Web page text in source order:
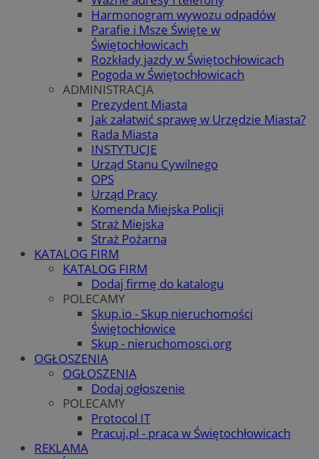
Harmonogram wywozu odpadów
Parafie i Msze Święte w
Świętochłowicach
Rozkłady jazdy w Świętochłowicach
Pogoda w Świętochłowicach
ADMINISTRACJA
Prezydent Miasta
Jak załatwić sprawę w Urzędzie Miasta?
Rada Miasta
INSTYTUCJE
Urząd Stanu Cywilnego
OPS
Urząd Pracy
Komenda Miejska Policji
Straż Miejska
Straż Pożarna
KATALOG FIRM
KATALOG FIRM
Dodaj firmę do katalogu
POLECAMY
Skup.io - Skup nieruchomości
Świętochłowice
Skup - nieruchomosci.org
OGŁOSZENIA
OGŁOSZENIA
Dodaj ogłoszenie
POLECAMY
Protocol IT
Pracuj.pl - praca w Świętochłowicach
REKLAMA